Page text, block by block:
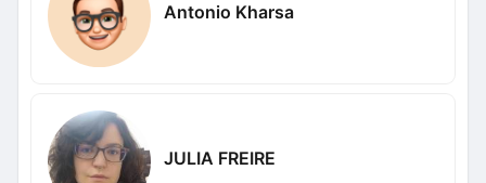
Antonio Kharsa
JULIA FREIRE